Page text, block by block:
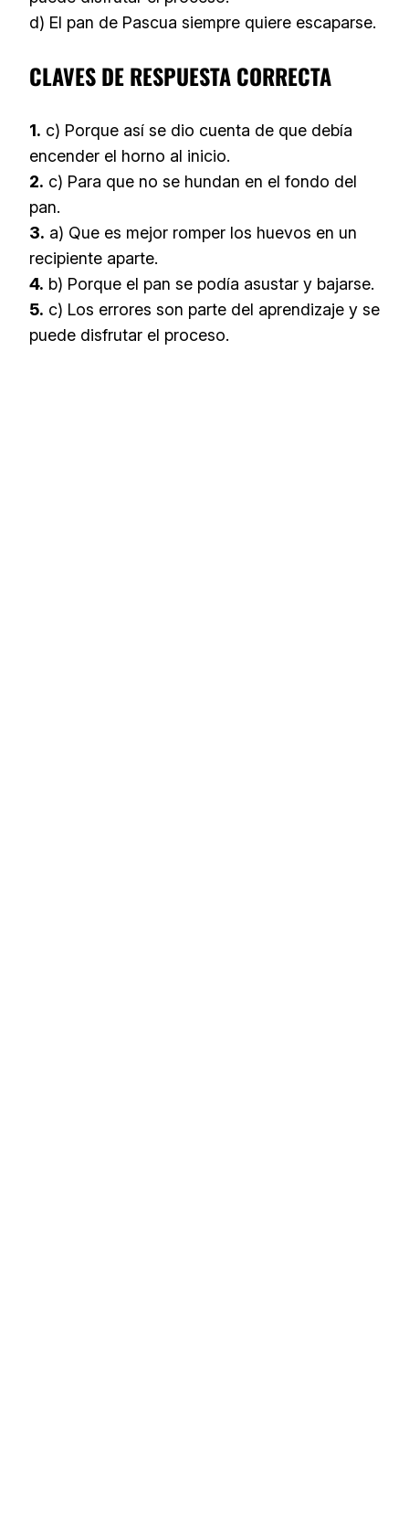
d) El pan de Pascua siempre quiere escaparse.
CLAVES DE RESPUESTA CORRECTA
1. c) Porque así se dio cuenta de que debía
encender el horno al inicio.
2. c) Para que no se hundan en el fondo del
pan.
3. a) Que es mejor romper los huevos en un
recipiente aparte.
4. b) Porque el pan se podía asustar y bajarse.
5. c) Los errores son parte del aprendizaje y se
puede disfrutar el proceso.